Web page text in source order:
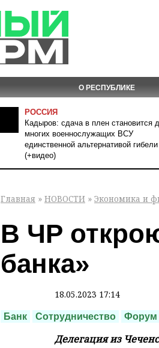
О РЕСПУБЛИКЕ
РОССИЯ
Кадыров: сдача в плен становится
многих военнослужащих ВСУ
единственной альтернативой гибели
(+видео)
Главная » НОВОСТИ » Экономика и
В ЧР
банка»
18.05.2023 17:14
Банк Сотрудничество Форум
Делегация из